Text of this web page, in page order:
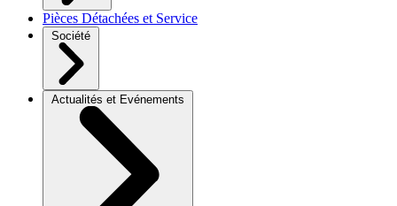
Pièces Détachées et Service
Société
Actualités et Evénements